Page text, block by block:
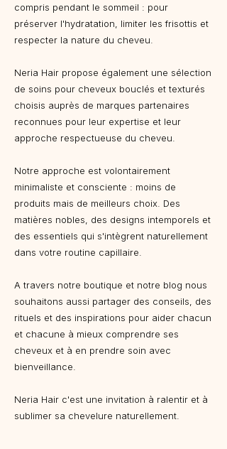
compris pendant le sommeil : pour
préserver l'hydratation, limiter les frisottis et
respecter la nature du cheveu.
Neria Hair propose également une sélection
de soins pour cheveux bouclés et texturés
choisis auprès de marques partenaires
reconnues pour leur expertise et leur
approche respectueuse du cheveu.
Notre approche est volontairement
minimaliste et consciente : moins de
produits mais de meilleurs choix. Des
matières nobles, des designs intemporels et
des essentiels qui s'intègrent naturellement
dans votre routine capillaire.
A travers notre boutique et notre blog nous
souhaitons aussi partager des conseils, des
rituels et des inspirations pour aider chacun
et chacune à mieux comprendre ses
cheveux et à en prendre soin avec
bienveillance.
Neria Hair c'est une invitation à ralentir et à
sublimer sa chevelure naturellement.